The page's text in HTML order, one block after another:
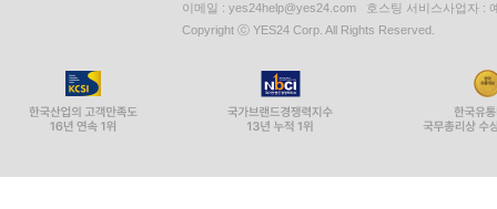
이메일 : yes24help@yes24.com 호스팅 서비스사업자 :
Copyright ⓒ YES24 Corp. All Rights Reserved.